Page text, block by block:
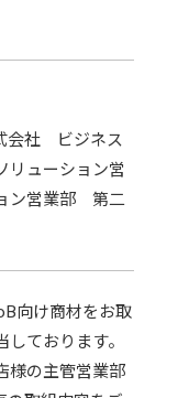
会社 ビジネス
ューション営
ン営業部 第二
向け商材をお取
ております。
様の主管営業部